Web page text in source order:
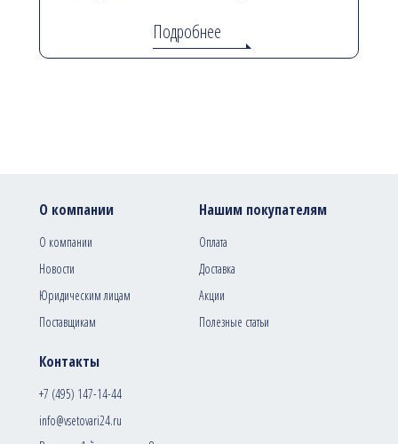
Подробнее
Контакты
+7 (495) 147-14-44
info@vsetovari24.ru
О компании
О компании
Новости
Юридическим лицам
Поставщикам
Нашим покупателям
Оплата
Доставка
Акции
Полезные статьи